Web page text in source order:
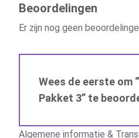
Beoordelingen
Er zijn nog geen
Wees de eerste om
Pakket 3” te
Algemene informatie &